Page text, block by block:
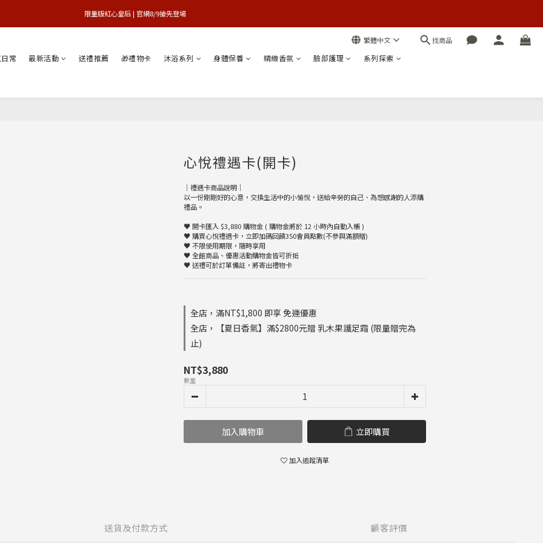
買1送1特賣會 | 台中大遠百店 / 南紡店
限量版紅心皇后 | 官網8/9搶先登場
繁體中文 找商品
常 最新活動 送禮推薦 🎁禮物卡 沐浴系列 身體保養 精緻香氛 臉部護理 系列探索
心悅禮遇卡(開卡)
｜禮遇卡商品說明｜
以一份剛剛好的心意，交換生活中的小愉悅，送給辛勞的自己、為想感謝的人添購
禮品。
♥︎ 開卡匯入 $3,880 購物金 ( 購物金將於 12 小時內自動入帳 )
♥︎ 購買心悅禮遇卡，立即加碼回饋350會員點數(不參與滿額贈)
♥︎ 不限使用期限，隨時享用
♥︎ 全館商品、優惠活動購物金皆可折抵
♥︎ 送禮可於訂單備註，將寄出禮物卡
全店，滿NT$1,800 即享 免運優惠
全店，【夏日香氣】滿$2800元贈 乳木果護足霜 (限量贈完為
止)
NT$3,880
數量
加入購物車 立即購買
加入追蹤清單
送貨及付款方式 顧客評價